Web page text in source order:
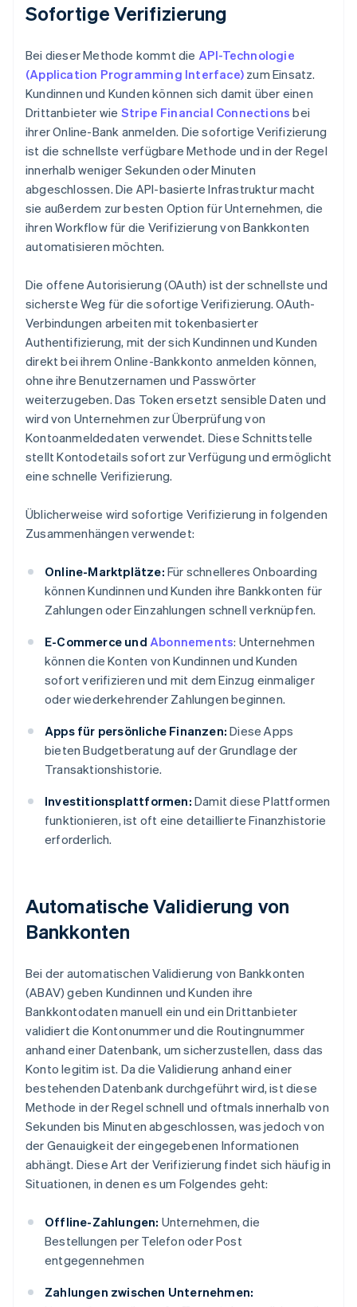
Sofortige Verifizierung
Bei dieser Methode kommt die API-Technologie
(Application Programming Interface) zum Einsatz.
Kundinnen und Kunden können sich damit über einen
Drittanbieter wie Stripe Financial Connections bei
ihrer Online-Bank anmelden. Die sofortige Verifizierung
ist die schnellste verfügbare Methode und in der Regel
innerhalb weniger Sekunden oder Minuten
abgeschlossen. Die API-basierte Infrastruktur macht
sie außerdem zur besten Option für Unternehmen, die
ihren Workflow für die Verifizierung von Bankkonten
automatisieren möchten.
Die offene Autorisierung (OAuth) ist der schnellste und
sicherste Weg für die sofortige Verifizierung. OAuth-
Verbindungen arbeiten mit tokenbasierter
Authentifizierung, mit der sich Kundinnen und Kunden
direkt bei ihrem Online-Bankkonto anmelden können,
ohne ihre Benutzernamen und Passwörter
weiterzugeben. Das Token ersetzt sensible Daten und
wird von Unternehmen zur Überprüfung von
Kontoanmeldedaten verwendet. Diese Schnittstelle
stellt Kontodetails sofort zur Verfügung und ermöglicht
eine schnelle Verifizierung.
Üblicherweise wird sofortige Verifizierung in folgenden
Zusammenhängen verwendet:
Online-Marktplätze: Für schnelleres Onboarding
können Kundinnen und Kunden ihre Bankkonten für
Zahlungen oder Einzahlungen schnell verknüpfen.
E-Commerce und Abonnements: Unternehmen
können die Konten von Kundinnen und Kunden
sofort verifizieren und mit dem Einzug einmaliger
oder wiederkehrender Zahlungen beginnen.
Apps für persönliche Finanzen: Diese Apps
bieten Budgetberatung auf der Grundlage der
Transaktionshistorie.
Investitionsplattformen: Damit diese Plattformen
funktionieren, ist oft eine detaillierte Finanzhistorie
erforderlich.
Automatische Validierung von
Bankkonten
Bei der automatischen Validierung von Bankkonten
(ABAV) geben Kundinnen und Kunden ihre
Bankkontodaten manuell ein und ein Drittanbieter
validiert die Kontonummer und die Routingnummer
anhand einer Datenbank, um sicherzustellen, dass das
Konto legitim ist. Da die Validierung anhand einer
bestehenden Datenbank durchgeführt wird, ist diese
Methode in der Regel schnell und oftmals innerhalb von
Sekunden bis Minuten abgeschlossen, was jedoch von
der Genauigkeit der eingegebenen Informationen
abhängt. Diese Art der Verifizierung findet sich häufig in
Situationen, in denen es um Folgendes geht:
Offline-Zahlungen: Unternehmen, die
Bestellungen per Telefon oder Post
entgegennehmen
Zahlungen zwischen Unternehmen: